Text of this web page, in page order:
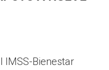
IMSS-Bienestar